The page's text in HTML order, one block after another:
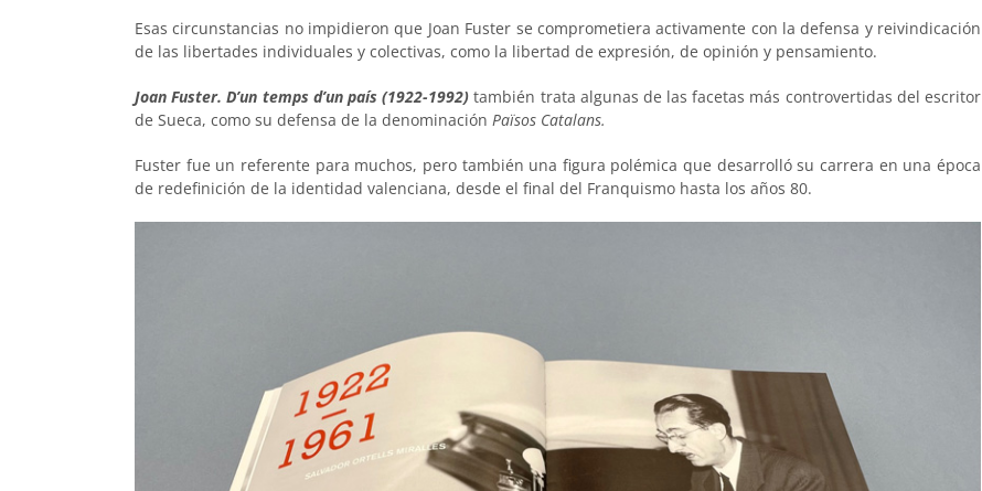
Esas circunstancias no impidieron que Joan Fuster se comprometiera activamente con la defensa y reivindicación
de las libertades individuales y colectivas, como la libertad de expresión, de opinión y pensamiento.
Joan Fuster. D’un temps d’un país (1922-1992) también trata algunas de las facetas más controvertidas del escritor
de Sueca, como su defensa de la denominación Països Catalans.
Fuster fue un referente para muchos, pero también una figura polémica que desarrolló su carrera en una época
de redefinición de la identidad valenciana, desde el final del Franquismo hasta los años 80.